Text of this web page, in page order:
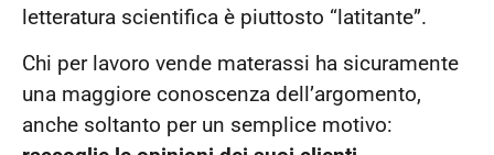
letteratura scientifica è piuttosto “latitante”.
Chi per lavoro vende materassi ha sicuramente
una maggiore conoscenza dell’argomento,
anche soltanto per un semplice motivo: